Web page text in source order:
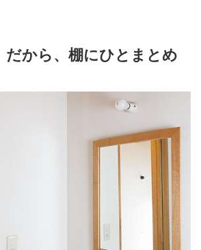
だから、棚にひとまとめ